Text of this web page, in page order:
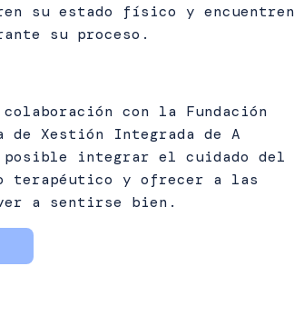
su estado físico y encuentren
su proceso.
con la Fundación
de Xestión Integrada de A
posible integrar el cuidado del
terapéutico y ofrecer a las
a sentirse bien.